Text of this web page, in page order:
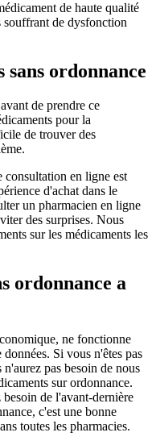
de haute qualité
souffrant de dysfonction
ordonnance
de prendre ce
pour la
de trouver des
consultation en ligne est
d'achat dans le
un pharmacien en ligne
des surprises. Nous
sur les médicaments les
ordonnance a
ne fonctionne
Si vous n'êtes pas
pas besoin de nous
sur ordonnance.
de l'avant-dernière
c'est une bonne
toutes les pharmacies.